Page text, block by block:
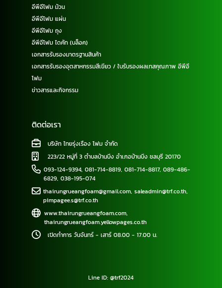
อีพีอีโฟม ม้วน
อีพีอีโฟม แผ่น
อีพีอีโฟม ถุง
อีพีอีโฟม ไดคัท (บล็อค)
เอกสารรับรองมาตรฐานสินค้า
เอกสารรับรองอุตสาหกรรมสีเขียว / ใบรับรองผลเทสคุณภาพ อีพีอี
โฟม
ข่าวสารและกิจกรรม
ติดต่อเรา
บริษัท ไทยรุ่งเรือง โฟม จำกัด
223/22 หมู่ที่ 3 ตำบลบ้านบึง อำเภอบ้านบึง ชลบุรี 20170
093-124-9394, 081-714-8819, 081-714-8817, 089-486-
6829, 038-195-074
thairungrueangfoam@gmail.com,saleadmin@trf.co.th,
pimpagee.s@trf.co.th
www.thairungrueangfoam.com,
thairungrueangfoam.yellowpages.co.th
เปิดทำการ วันจันทร์ - เสาร์ 08.00 - 17.00 น.
Line ID: @trf2024